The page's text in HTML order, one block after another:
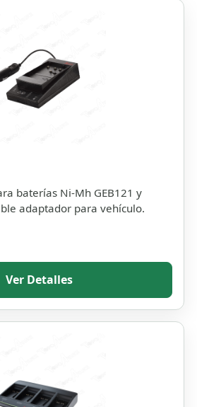
baterías Ni-Mh GEB121 y
adaptador para vehículo.
Ver Detalles